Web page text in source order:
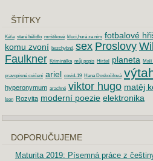
ŠTÍTKY
Káťa staré bělidlo mrštíkové kluci,hurá za ním fotbalové
komu zvoní bezchybná sex Proslovy
Faulkner Kriminálka můj popis Hiršal planeta Malí
pravopisné cvičení ariel covid-19 Hana Doskočilová
hyperonymum arachné viktor hugo matěj
Ison Rozvita moderní poezie elektronika
DOPORUČUJEME
Maturita 2019: Písemná práce z